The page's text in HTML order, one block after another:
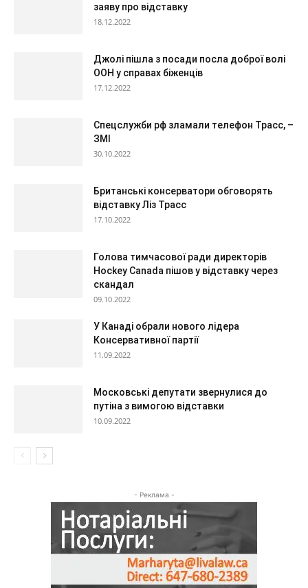
заяву про відставку
18.12.2022
Джолі пішла з посади посла доброї волі
ООН у справах біженців
17.12.2022
Спецслужби рф зламали телефон Трасс, –
ЗМІ
30.10.2022
Британські консерватори обговорять
відставку Ліз Трасс
17.10.2022
Голова тимчасової ради директорів
Hockey Canada пішов у відставку через
скандал
09.10.2022
У Канаді обрали нового лідера
Консервативної партії
11.09.2022
Московські депутати звернулися до
путіна з вимогою відставки
10.09.2022
- Реклама -